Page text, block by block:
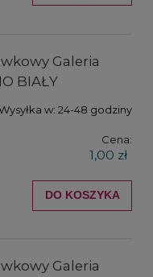
Galeria
BIAŁY
w: 24-48 godziny
Cena:
1,00 zł
DO KOSZYKA
Galeria